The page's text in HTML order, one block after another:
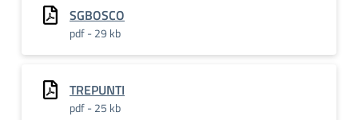
SGBOSCO
pdf - 29 kb
TREPUNTI
pdf - 25 kb